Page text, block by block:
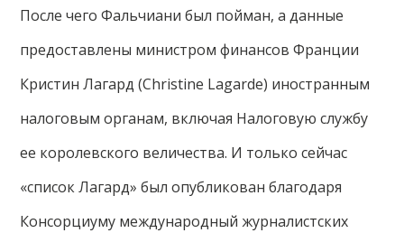
После чего Фальчиани был пойман, а данные
предоставлены министром финансов Франции
Кристин Лагард (Christine Lagarde) иностранным
налоговым органам, включая Налоговую службу
ее королевского величества. И только сейчас
«список Лагард» был опубликован благодаря
Консорциуму международный журналистских